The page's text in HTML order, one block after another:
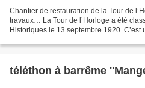
Chantier de restauration de la Tour de
travaux… La Tour de l’Horloge a été
Historiques le 13 septembre 1920.
téléthon à barrême